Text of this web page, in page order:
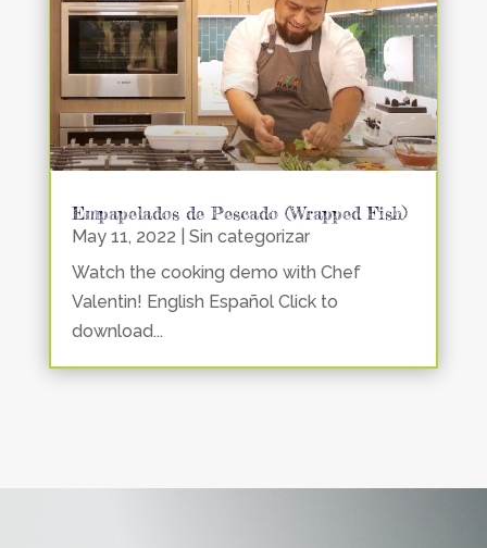
Empapelados de Pescado (Wrapped Fish)
May 11, 2022
Sin categorizar
Watch the cooking demo with Chef
Valentin! English Español Click to
download...